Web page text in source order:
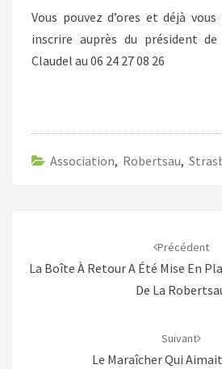
Vous pouvez d’ores et déjà
inscrire auprès du président de
Claudel au 06 24 27 08 26
Association, Robertsau,
Précédent
La Boîte À Retour A Été Mise En
De La
Suivant
Le Maraîcher Qui